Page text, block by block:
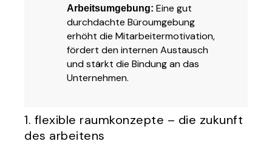
Arbeitsumgebung: Eine gut
durchdachte Büroumgebung
erhöht die Mitarbeitermotivation,
fördert den internen Austausch
und stärkt die Bindung an das
Unternehmen.
1. flexible raumkonzepte – die zukunft
des arbeitens